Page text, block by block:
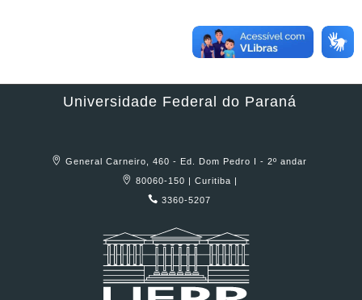
Universidade Federal do Paraná
General Carneiro, 460 - Ed. Dom Pedro I - 2º andar
80060-150 | Curitiba |
3360-5207